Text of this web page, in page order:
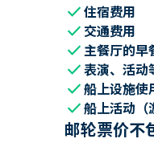
check住宿费用
check 交通费用
check主餐厅的早
check表演、活动
check船上设施使
check船上活动（
邮轮票价不